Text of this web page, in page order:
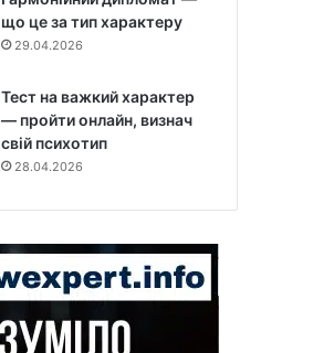
що це за тип характеру
29.04.2026
Тест на важкий характер
— пройти онлайн, визнач
свій психотип
28.04.2026